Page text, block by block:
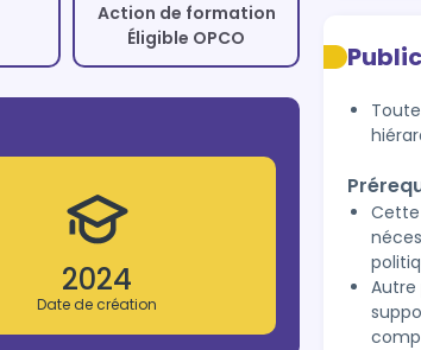
Action de formation
Éligible OPCO
2024
Date de création
Autre